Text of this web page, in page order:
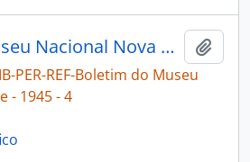
[Boletim do Museu Nacional Nova Série: Geologia]
PER-REF-Boletim do Museu
- 1945 - 4